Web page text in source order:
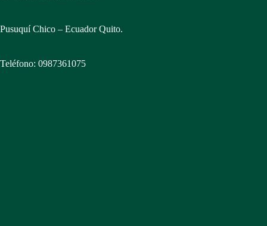
Pusuquí Chico – Ecuador Quito.
Teléfono: 0987361075